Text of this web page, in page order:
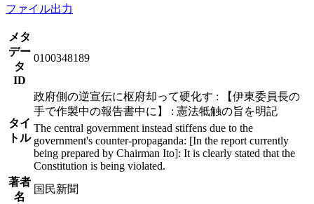
ファイル出力
メタ
デー
タ
ID
0100348189
タイ
トル
政府側の逆宣伝に枢府却って硬化す : 【伊東委員長の
手で作製中の報告書中に】 : 憲法牴触の旨を明記
The central government instead stiffens due to the
government's counter-propaganda: [In the report currently
being prepared by Chairman Ito]: It is clearly stated that the
Constitution is being violated.
著者
名
国民新聞